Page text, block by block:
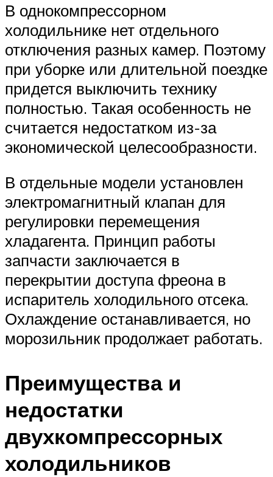
В однокомпрессорном
холодильнике нет отдельного
отключения разных камер. Поэтому
при уборке или длительной поездке
придется выключить технику
полностью. Такая особенность не
считается недостатком из-за
экономической целесообразности.
В отдельные модели установлен
электромагнитный клапан для
регулировки перемещения
хладагента. Принцип работы
запчасти заключается в
перекрытии доступа фреона в
испаритель холодильного отсека.
Охлаждение останавливается, но
морозильник продолжает работать.
Преимущества и
недостатки
двухкомпрессорных
холодильников